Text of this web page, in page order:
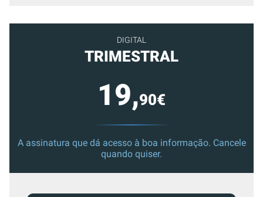
DIGITAL
TRIMESTRAL
19,90€
A assinatura que dá acesso à boa informação. Cancele
quando quiser.